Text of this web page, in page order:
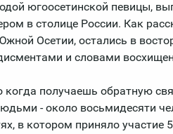
югоосетинской певицы,
в столице России. Как
Осетии, остались в
и словами
получаешь обратную
- около восьмидесяти
в котором приняло участие